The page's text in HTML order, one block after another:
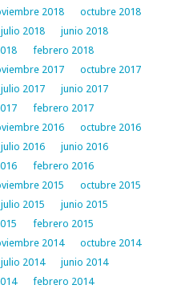
2018
octubre 2018
julio 2018
junio 2018
febrero 2018
2017
octubre 2017
julio 2017
junio 2017
febrero 2017
2016
octubre 2016
julio 2016
junio 2016
febrero 2016
2015
octubre 2015
julio 2015
junio 2015
febrero 2015
2014
octubre 2014
julio 2014
junio 2014
febrero 2014